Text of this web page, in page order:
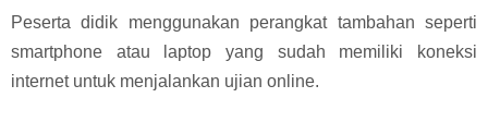
Peserta didik menggunakan perangkat tambahan seperti
smartphone atau laptop yang sudah memiliki koneksi
internet untuk menjalankan ujian online.